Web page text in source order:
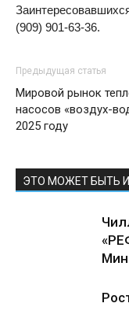
(909) 901-63-36.
Предыдущая статья
Мировой рынок
насосов «воздух-
2025 году
ЭТО МОЖЕТ БЫТЬ